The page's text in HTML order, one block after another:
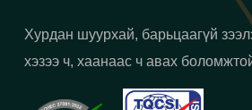
Хурдан шуурхай, барьцаагүй
хэзээ ч, хаанаас ч авах